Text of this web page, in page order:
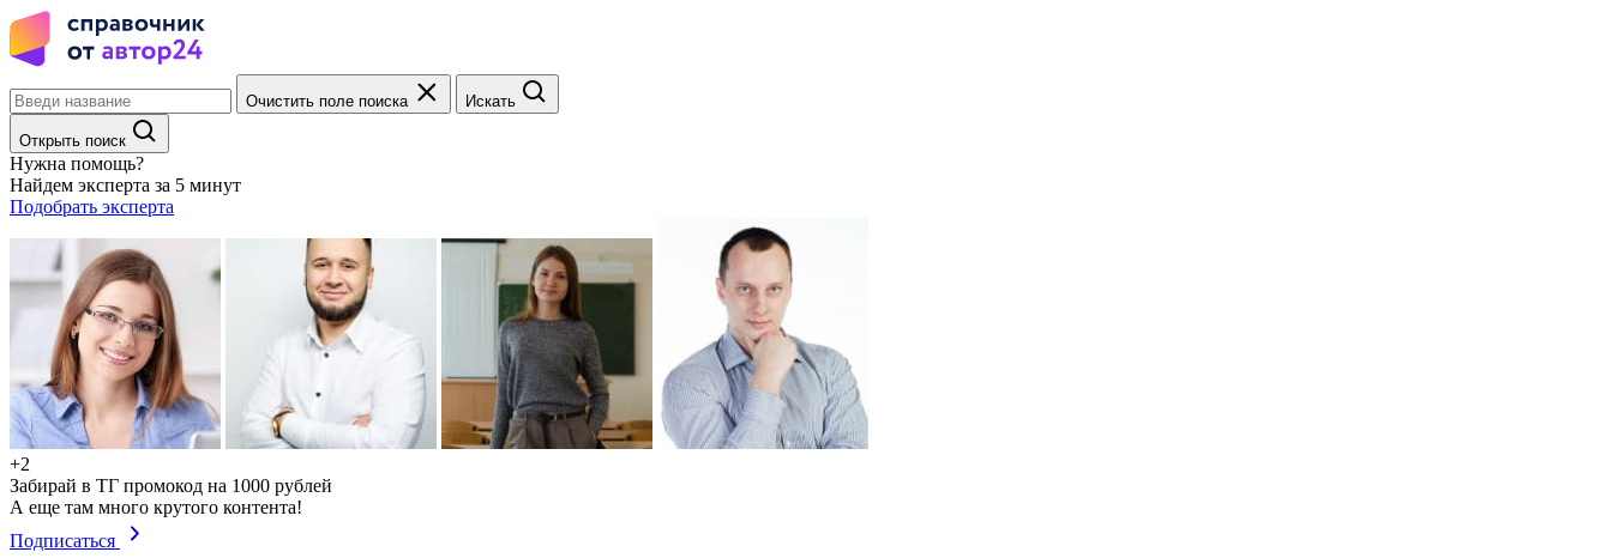
Очистить поле поиска Искать
Открыть поиск
Нужна помощь?
Найдем эксперта за 5 минут
Подобрать эксперта
+2
Забирай в ТГ промокод на 1000 рублей
А еще там много крутого контента!
Подписаться